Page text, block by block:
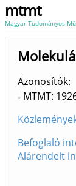
mtmt
Magyar Tudományos
Azonosítók
MTMT:
Befoglaló
Alárendelt